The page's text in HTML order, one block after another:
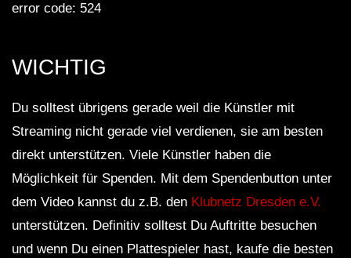
error code: 524
WICHTIG
Du solltest übrigens gerade weil die Künstler mit
Streaming nicht gerade viel verdienen, sie am besten
direkt unterstützen. Viele Künstler haben die
Möglichkeit für Spenden. Mit dem Spendenbutton unter
dem Video kannst du z.B. den Klubnetz Dresden e.V.
unterstützen. Definitiv solltest Du Auftritte besuchen
und wenn Du einen Plattespieler hast, kaufe die besten